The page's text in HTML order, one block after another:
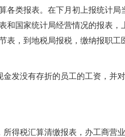
各类报表。在下月初上报统计局
和国家统计局经营情况的报表
，到地税局报税，缴纳报职工
没有存折的员工的工资，并
税汇算清缴报表，办工商营